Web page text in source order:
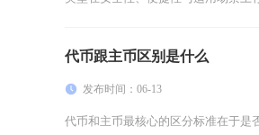
代币跟主币区别是什么
发布时间：06-13
代币和主币最核心的区分标准在于是